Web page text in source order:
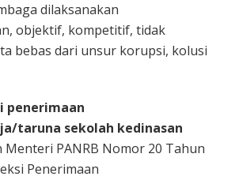
dilaksanakan
objektif, kompetitif, tidak
bebas dari unsur korupsi, kolusi
penerimaan
taruna sekolah kedinasan
Menteri PANRB Nomor 20 Tahun
Penerimaan